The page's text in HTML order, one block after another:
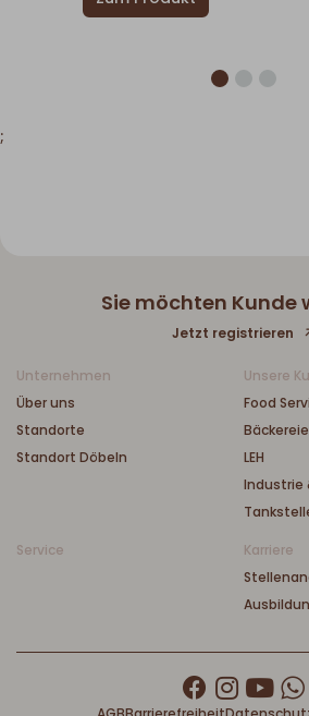
;
Sie möchten Kunde
Jetzt registrieren
Unternehmen
Über uns
Standorte
Standort Döbeln
Unsere
Food
LEH
Industrie
Service
Karriere